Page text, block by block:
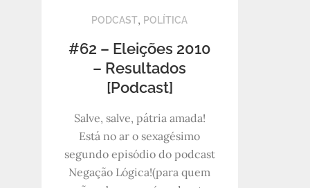
PODCAST, POLÍTICA
#62 – Eleições 2010
– Resultados
[Podcast]
Salve, salve, pátria amada!
Está no ar o sexagésimo
segundo episódio do podcast
Negação Lógica!(para quem